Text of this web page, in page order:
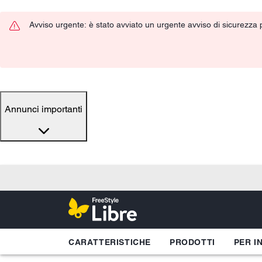
Avviso urgente: è stato avviato un urgente avviso di
Annunci importanti
CARATTERISTICHE PRODOTTI PER